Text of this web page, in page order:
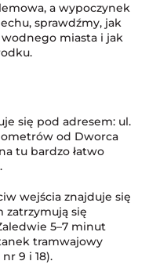
a wypoczynek
sprawdźmy, jak
miasta i jak
się pod adresem: ul.
od Dworca
tu bardzo łatwo
wejścia znajduje się
zatrzymują się
Zaledwie 5–7 minut
tramwajowy
9 i 18).